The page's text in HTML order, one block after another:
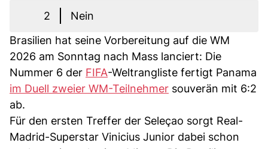
2
Nein
Brasilien hat seine Vorbereitung auf die WM
2026 am Sonntag nach Mass lanciert: Die
Nummer 6 der FIFA-Weltrangliste fertigt Panama
im Duell zweier WM-Teilnehmer souverän mit 6:2
ab.
Für den ersten Treffer der Seleçao sorgt Real-
Madrid-Superstar Vinicius Junior dabei schon